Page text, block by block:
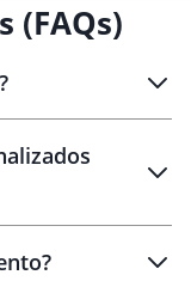
(FAQs)